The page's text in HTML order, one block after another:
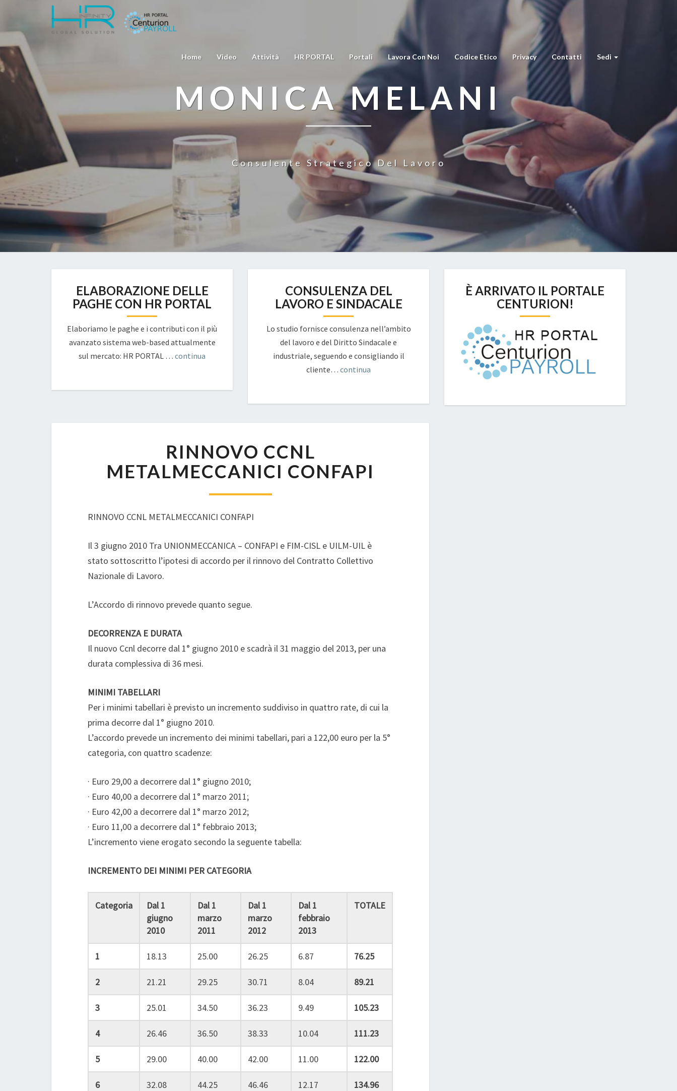
Home Video Attività HR PORTAL Portali Lavora Con Noi Codice Etico Privacy Contatti Sedi
MONICA MELANI
Consulente Strategico Del Lavoro
ELABORAZIONE DELLE
PAGHE CON HR PORTAL
Elaboriamo le paghe e i contributi con il più
avanzato sistema web-based attualmente
sul mercato: HR PORTAL … continua
CONSULENZA DEL
LAVORO E SINDACALE
Lo studio fornisce consulenza nell’ambito
del lavoro e del Diritto Sindacale e
industriale, seguendo e consigliando il
cliente… continua
È ARRIVATO IL PORTALE
CENTURION!
CCNL
METALMECCANICI
CONFAPI
RINNOVO CCNL
METALMECCANICI CONFAPI
RINNOVO CCNL METALMECCANICI CONFAPI
Il 3 giugno 2010 Tra UNIONMECCANICA – CONFAPI e FIM-CISL e UILM-UIL è
stato sottoscritto l’ipotesi di accordo per il rinnovo del Contratto Collettivo
Nazionale di Lavoro.
L’Accordo di rinnovo prevede quanto segue.
DECORRENZA E DURATA
Il nuovo Ccnl decorre dal 1° giugno 2010 e scadrà il 31 maggio del 2013, per una
durata complessiva di 36 mesi.
MINIMI TABELLARI
Per i minimi tabellari è previsto un incremento suddiviso in quattro rate, di cui la
prima decorre dal 1° giugno 2010.
L’accordo prevede un incremento dei minimi tabellari, pari a 122,00 euro per la 5°
categoria, con quattro scadenze:
· Euro 29,00 a decorrere dal 1° giugno 2010;
· Euro 40,00 a decorrere dal 1° marzo 2011;
· Euro 42,00 a decorrere dal 1° marzo 2012;
· Euro 11,00 a decorrere dal 1° febbraio 2013;
L’incremento viene erogato secondo la seguente tabella:
INCREMENTO DEI MINIMI PER CATEGORIA
Categoria
Dal 1
giugno
2010
Dal 1
marzo
2011
Dal 1
marzo
2012
Dal 1
febbraio
2013
TOTALE
1 18.13 25.00 26.25 6.87 76.25
2 21.21 29.25 30.71 8.04 89.21
3 25.01 34.50 36.23 9.49 105.23
4 26.46 36.50 38.33 10.04 111.23
5 29.00 40.00 42.00 11.00 122.00
6 32.08 44.25 46.46 12.17 134.96